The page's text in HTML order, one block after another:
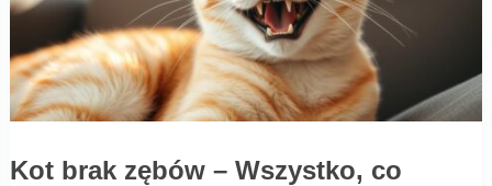
Kot brak zębów – Wszystko, co